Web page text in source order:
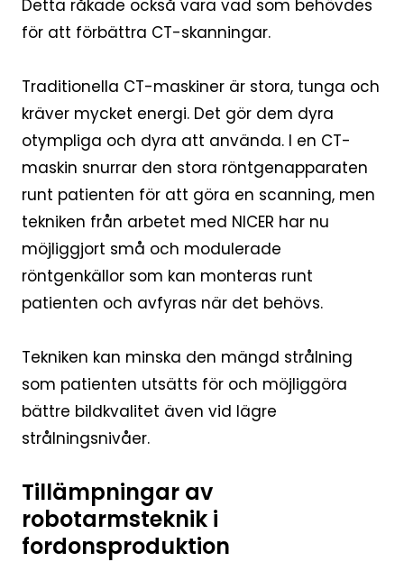
Detta råkade också vara vad som behövdes
för att förbättra CT-skanningar.
Traditionella CT-maskiner är stora, tunga och
kräver mycket energi. Det gör dem dyra
otympliga och dyra att använda. I en CT-
maskin snurrar den stora röntgenapparaten
runt patienten för att göra en scanning, men
tekniken från arbetet med NICER har nu
möjliggjort små och modulerade
röntgenkällor som kan monteras runt
patienten och avfyras när det behövs.
Tekniken kan minska den mängd strålning
som patienten utsätts för och möjliggöra
bättre bildkvalitet även vid lägre
strålningsnivåer.
Tillämpningar av
robotarmsteknik i
fordonsproduktion